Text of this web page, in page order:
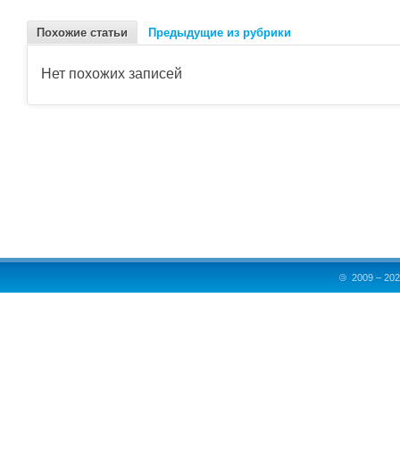
Похожие статьи Предыдущие из рубрики
Нет похожих записей
© 2009 –